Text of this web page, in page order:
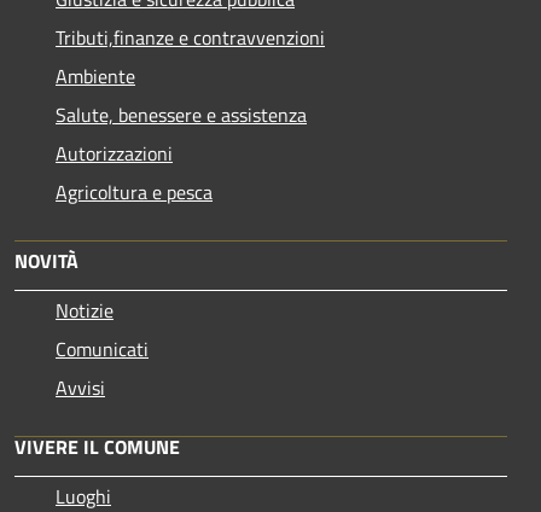
Tributi,finanze e contravvenzioni
Ambiente
Salute, benessere e assistenza
Autorizzazioni
Agricoltura e pesca
NOVITÀ
Notizie
Comunicati
Avvisi
VIVERE IL COMUNE
Luoghi